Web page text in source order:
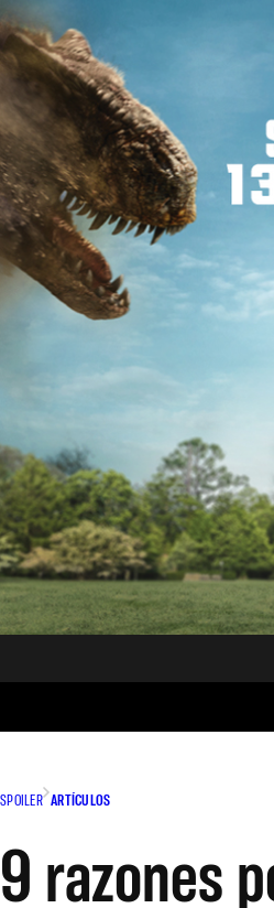
SPOILER ARTÍCULOS
9 razones